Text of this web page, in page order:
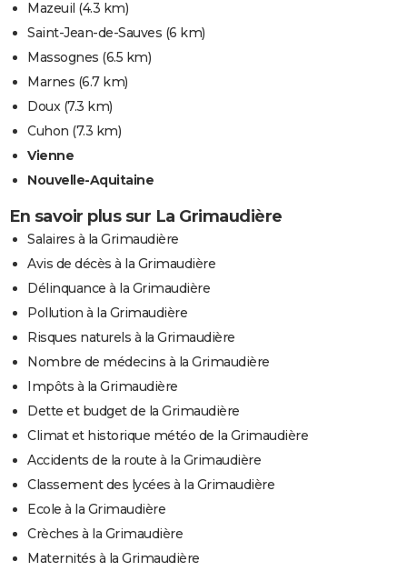
Mazeuil (4.3 km)
Saint-Jean-de-Sauves (6 km)
Massognes (6.5 km)
Marnes (6.7 km)
Doux(7.3 km)
Cuhon (7.3 km)
Vienne
Nouvelle-Aquitaine
En savoir plus sur La Grimaudière
Salaires à la Grimaudière
Avis de décès à la Grimaudière
Délinquance à la Grimaudière
Pollution à la Grimaudière
Risques naturels à la Grimaudière
Nombre de médecins à la Grimaudière
Impôts à la Grimaudière
Dette et budget de la Grimaudière
Climat et historique météo de la Grimaudière
Accidents de la route à la Grimaudière
Classement des lycées à la Grimaudière
Ecole à la Grimaudière
Crèches à la Grimaudière
Maternités à la Grimaudière